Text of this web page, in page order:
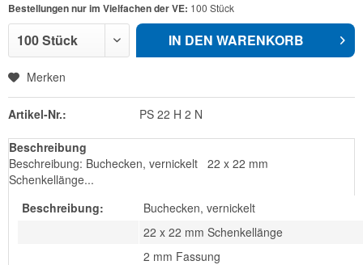
Bestellungen nur im Vielfachen der VE: 100 Stück
IN DEN WARENKORB
Merken
Artikel-Nr.: PS 22 H 2 N
Beschreibung
Beschreibung: Buchecken, vernickelt 22 x 22 mm
Schenkellänge...
Beschreibung:
Buchecken, vernickelt
22 x 22 mm Schenkellänge
2 mm Fassung